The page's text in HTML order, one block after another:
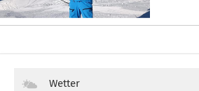
Wetter